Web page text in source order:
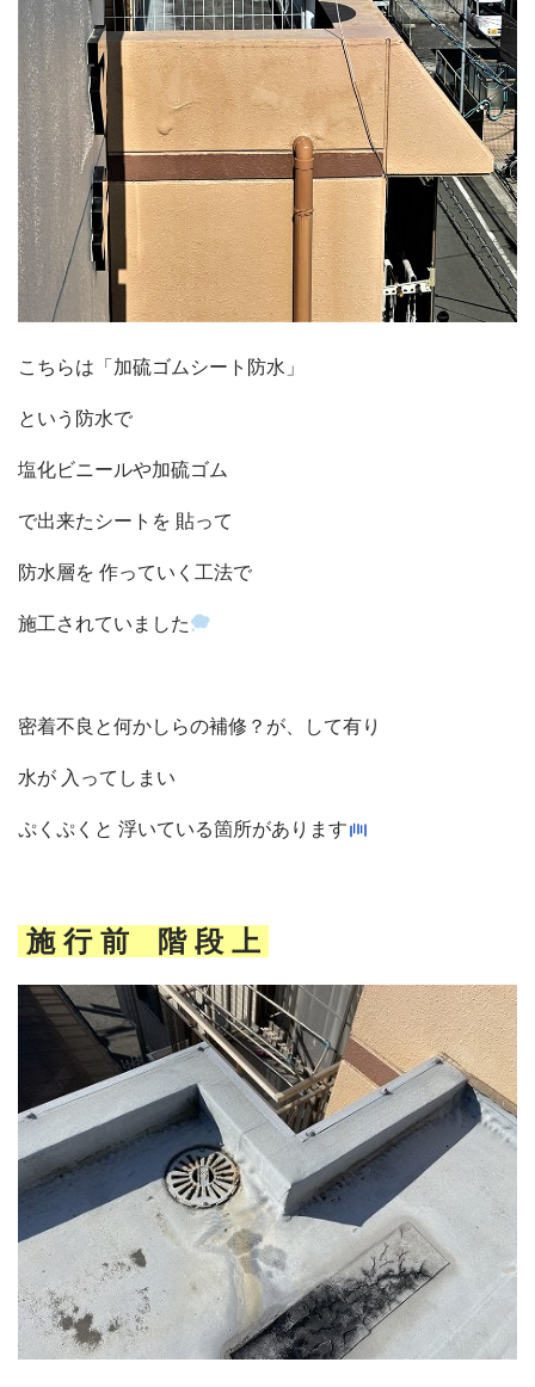
こちらは「加硫ゴムシート防水」
という防水で
塩化ビニールや加硫ゴム
で出来たシートを 貼って
防水層を 作っていく工法で
施工されていました
密着不良と何かしらの補修？が、して有り
水が 入ってしまい
ぷくぷくと 浮いている箇所があります
施 行 前 階 段 上